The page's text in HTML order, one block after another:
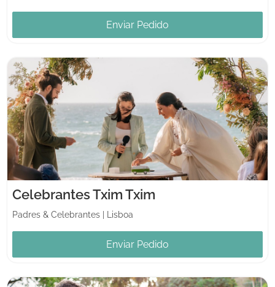
Enviar Pedido
Celebrantes Txim Txim
Padres & Celebrantes Lisboa
Enviar Pedido